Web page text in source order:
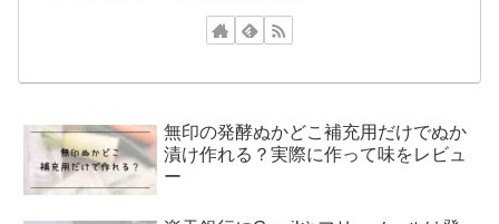
無印の発酵ぬかどこ補充用だけでぬか
漬け作れる？実際に作って味をレビュ
ー